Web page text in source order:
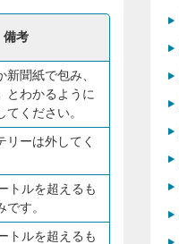
備考
新聞紙で包み、
とわかるように
ください。
リーは外してく
トルを超えるも
す。
トルを超えるも